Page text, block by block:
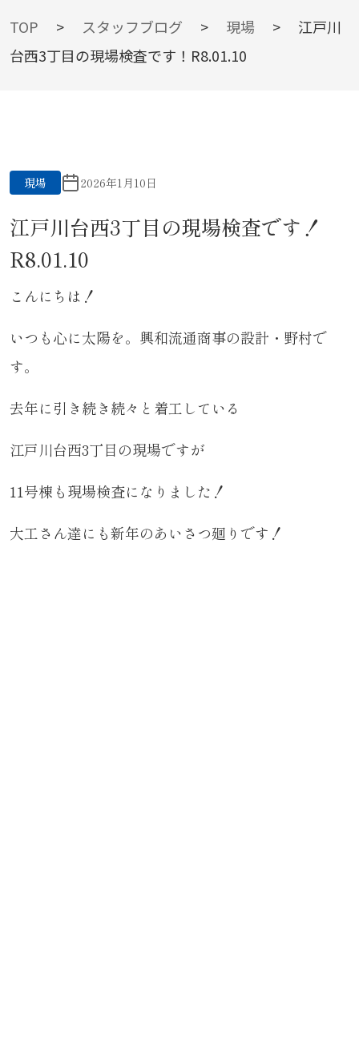
BLOG
TOP > スタッフブログ > 現場 >
江戸川
台西3丁目の現場検査です！R8.01.10
現場 2026年1月10日
江戸川台西3丁目の現場検査です！
R8.01.10
こんにちは！
いつも心に太陽を。興和流通商事の設計・野村で
す。
去年に引き続き続々と着工している
江戸川台西3丁目の現場ですが
11号棟も現場検査になりました！
大工さん達にも新年のあいさつ廻りです！